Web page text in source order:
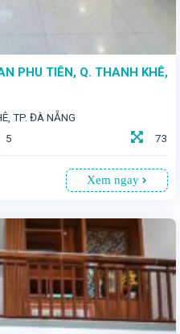
PHU TIÊN, Q. THANH KHÊ,
TP. ĐÀ NẴNG
5 73
Xem ngay